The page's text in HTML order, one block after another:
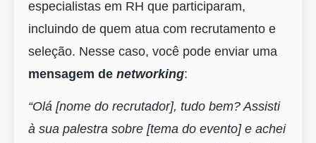
especialistas em RH que participaram,
incluindo de quem atua com recrutamento e
seleção. Nesse caso, você pode enviar uma
mensagem de networking:
“Olá [nome do recrutador], tudo bem? Assisti
à sua palestra sobre [tema do evento] e achei